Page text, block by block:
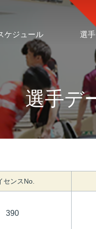
ケジュール 選
選手デ
センスNo.
390